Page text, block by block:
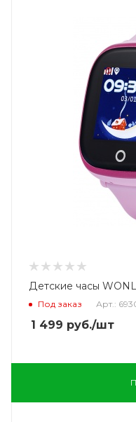
Детские часы
Под заказ Арт.:
1 499 руб./шт